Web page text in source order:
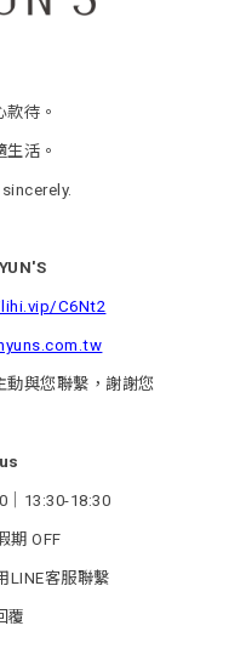
款待。
生活。
C6Nt2
動與您聯繫，謝謝您
｜13:30-18:30
期 OFF
客服聯繫
覆